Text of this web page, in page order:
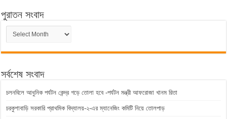
পুরাতন সংবাদ
পুরাতন
সংবাদ
সর্বশেষ সংবাদ
চলনবিলে আধুনিক পর্যটন কেন্দ্র গড়ে তোলা হবে -পর্যটন মন্ত্রী আফরোজা খানম রিতা
চরকুশাবাড়ি সরকারি প্রাথমিক বিদ্যালয়-২-এর ম্যানেজিং কমিটি নিয়ে তোলপাড়